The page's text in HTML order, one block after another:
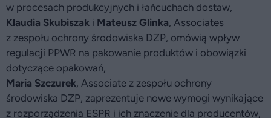
w procesach produkcyjnych i łańcuchach dostaw,
Klaudia Skubiszak i Mateusz Glinka, Associates
z zespołu ochrony środowiska DZP, omówią wpływ
regulacji PPWR na pakowanie produktów i obowiązki
dotyczące opakowań,
Maria Szczurek, Associate z zespołu ochrony
środowiska DZP, zaprezentuje nowe wymogi wynikające
z rozporządzenia ESPR i ich znaczenie dla producentów,